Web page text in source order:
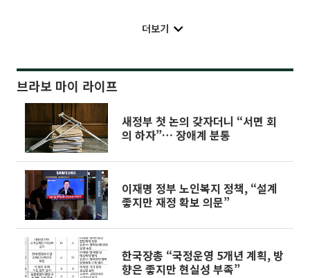
더보기
브라보 마이 라이프
새정부 첫 논의 갖자더니 “서면 회
의 하자”… 장애계 분통
이재명 정부 노인복지 정책, “설계
좋지만 재정 확보 의문”
한국장총 “국정운영 5개년 계획, 방
향은 좋지만 현실성 부족”